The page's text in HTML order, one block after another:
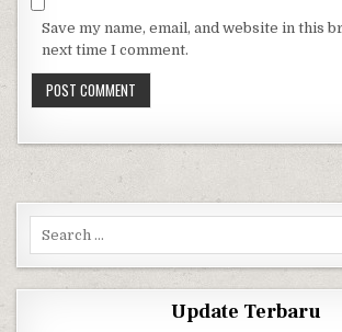
Save my name, email, and website in this
next time I comment.
Update Terbaru